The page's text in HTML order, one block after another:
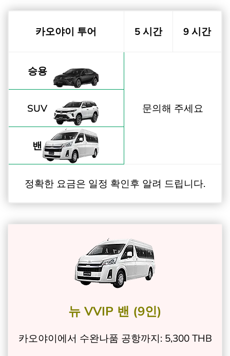
카오야이 투어 5 시간 9 시간
승용
문의해 주세요
SUV
밴
정확한 요금은 일정 확인후 알려 드립니다.
뉴 VVIP 밴 (9인)
카오야이에서 수완나품 공항까지: 5,300 THB